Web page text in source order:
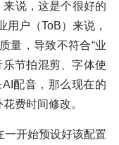
来说，这是个很好的
户（ToB）来说，
量，导致不符合“业
节拍混剪、字体使
配音，那么现在的
费时间修改。
一开始预设好该配置